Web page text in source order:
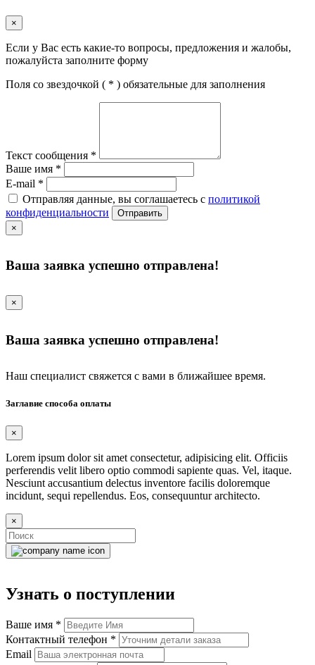
×
Если у Вас есть какие-то вопросы, предложения и жалобы,
пожалуйста заполните форму
Поля со звездочкой ( * ) обязательные для заполнения
Текст сообщения *
Ваше имя *
E-mail *
Отправляя данные, вы соглашаетесь с политикой
конфиденциальности
Отправить
×
Ваша заявка успешно отправлена!
×
Ваша заявка успешно отправлена!
Наш специалист свяжется с вами в ближайшее время.
Заглавие способа оплаты
×
Lorem ipsum dolor sit amet consectetur, adipisicing elit. Officiis
perferendis velit libero optio commodi sapiente quas. Vel, itaque.
Nesciunt accusantium delectus inventore facilis doloremque
incidunt, sequi repellendus. Eos, consequuntur architecto.
×
Узнать о поступлении
Ваше имя *
Контактный телефон *
Email